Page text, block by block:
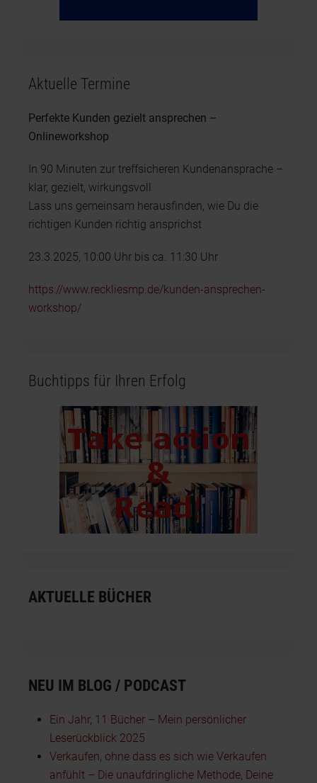
Aktuelle Termine
Perfekte Kunden gezielt ansprechen –
Onlineworkshop
In 90 Minuten zur treffsicheren Kundenansprache –
klar, gezielt, wirkungsvoll
Lass uns gemeinsam herausfinden, wie Du die
richtigen Kunden richtig ansprichst
23.3.2025, 10:00 Uhr bis ca. 11:30 Uhr
https://www.reckliesmp.de/kunden-ansprechen-
workshop/
Buchtipps für Ihren Erfolg
AKTUELLE BÜCHER
NEU IM BLOG / PODCAST
Ein Jahr, 11 Bücher – Mein persönlicher
Leserückblick 2025
Verkaufen, ohne dass es sich wie Verkaufen
anfühlt – Die unaufdringliche Methode, Deine